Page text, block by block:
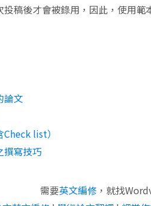
稿後才會被錄用，因此，使用
論文
list）
撰寫技巧
需要英文編修 ，就找